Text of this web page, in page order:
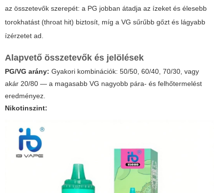
az összetevők szerepét: a PG jobban átadja az ízeket és élesebb
torokhatást (throat hit) biztosít, míg a VG sűrűbb gőzt és lágyabb
ízérzetet ad.
Alapvető összetevők és jelölések
PG/VG arány: Gyakori kombinációk: 50/50, 60/40, 70/30, vagy
akár 20/80 — a magasabb VG nagyobb pára- és felhőtermelést
eredményez.
Nikotinszint: